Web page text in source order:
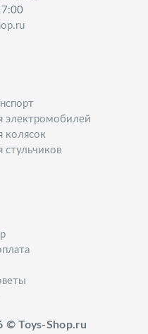
электромобилей
колясок
стульчиков
© Toys-Shop.ru